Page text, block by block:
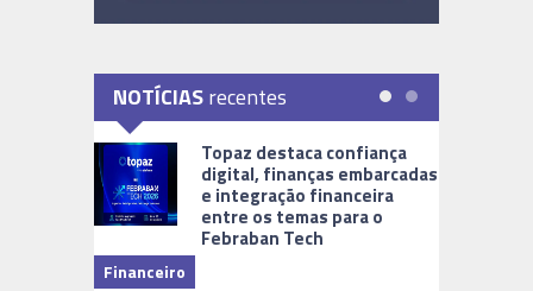
NOTÍCIASrecentes
Topaz destaca confiança
digital, finanças embarcadas
e integração financeira
entre os temas para o
Febraban Tech
Financeiro